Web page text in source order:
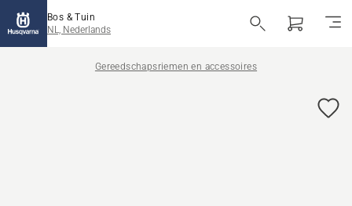
Bos & Tuin
NL, Nederlands
Gereedschapsriemen en accessoires